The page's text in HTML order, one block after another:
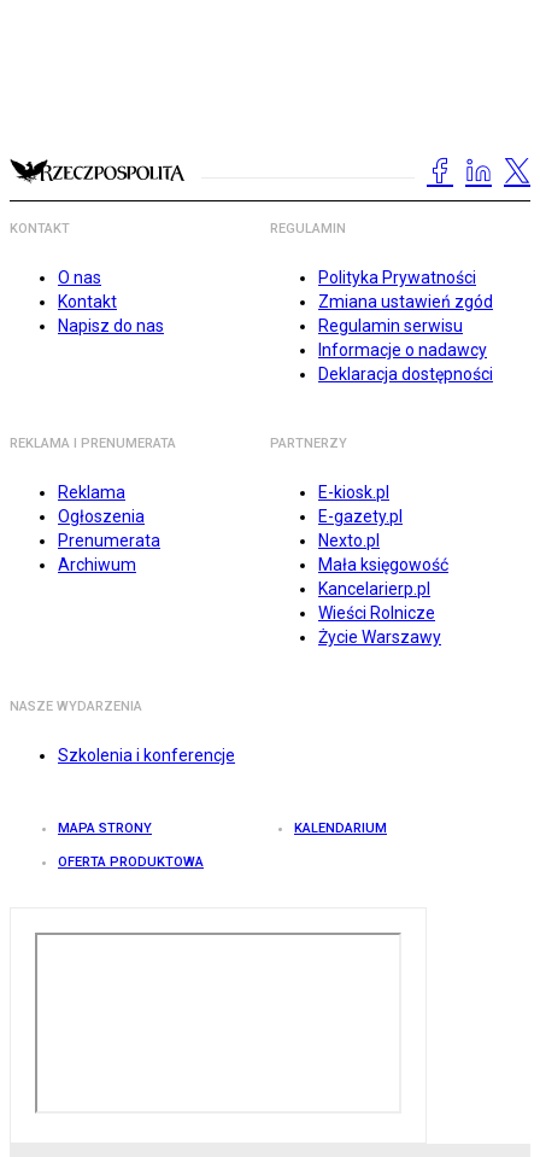
KONTAKT
O nas
Kontakt
Napisz do nas
REGULAMIN
Polityka Prywatności
Zmiana ustawień zgód
Regulamin serwisu
Informacje o nadawcy
Deklaracja dostępności
REKLAMA I PRENUMERATA
Reklama
Ogłoszenia
Prenumerata
Archiwum
PARTNERZY
E-kiosk.pl
E-gazety.pl
Nexto.pl
Mała księgowość
Kancelarierp.pl
Wieści Rolnicze
Życie Warszawy
NASZE WYDARZENIA
Szkolenia i konferencje
MAPA STRONY KALENDARIUM
OFERTA PRODUKTOWA